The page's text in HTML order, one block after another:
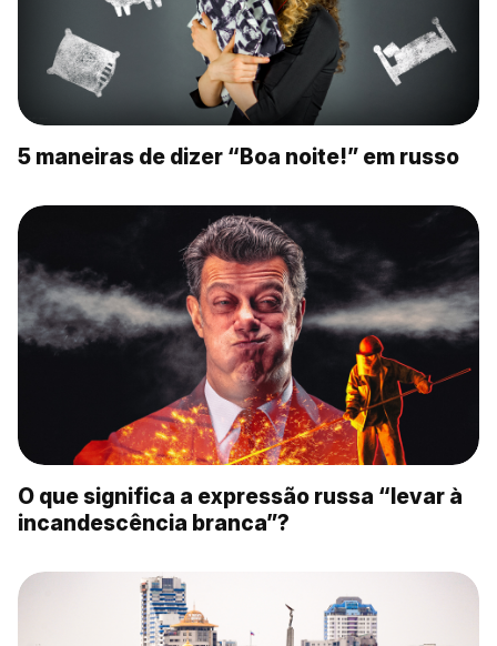
5 maneiras de dizer “Boa noite!” em russo
O que significa a expressão russa “levar à
incandescência branca”?